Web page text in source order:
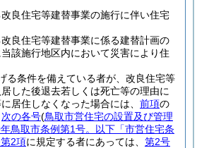
良住宅等建替事業の施行に伴い住宅
良住宅等建替事業に係る建替計画の
該施行地区内において災害により住
る条件を備えている者が、改良住宅等
した後退去若しくは死亡等の理由に
居住しなくなった場合には、 前項の
次の各号(鳥取市営住宅の設置及び管理
鳥取市条例第1号。以下「市営住宅条
2項に規定する者にあっては、 第2号